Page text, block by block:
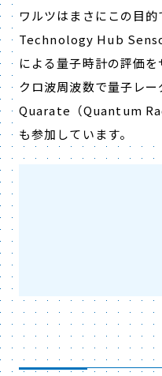
ワルツはまさにこの目
Technology Hub
による量子時計の評価
クロ波周波数で量子レー
Quarate（Quantum
も参加しています。